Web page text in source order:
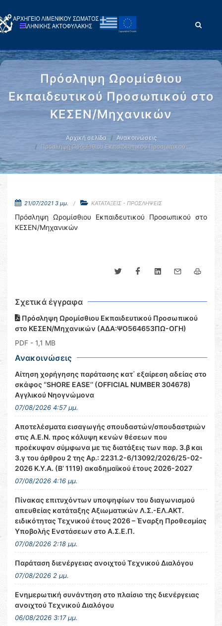
Πρόσληψη Ωρομίσθιου
Εκπαιδευτικού Προσωπικού στο
ΚΕΣΕΝ/Μηχανικών
Αρχική σελίδα
Ανακοινώσεις
Πρόσληψη Ωρομίσθιου Εκπαιδευτικού Προσωπικού …
21/07/2021 3 μμ. ΚΑΤΑΤΑΞΕΙΣ - ΠΡΟΣΛΗΨΕΙΣ
Πρόσληψη Ωρομίσθιου Εκπαιδευτικού Προσωπικού στο
ΚΕΣΕΝ/Μηχανικών
Σχετικά έγγραφα
Πρόσληψη Ωρομίσθιου Εκπαιδευτικού Προσωπικού
στο ΚΕΣΕΝ/Μηχανικών (ΑΔΑ:ΨΟ564653ΠΩ-ΟΓΗ)
PDF - 1,1 MB
Ανακοινώσεις
Αίτηση χορήγησης παράτασης κατ΄ εξαίρεση αδείας στο
σκάφος ‘’SHORE EASE’’ (OFFICIAL NUMBER 304678)
Αγγλικού Νηογνώμονα
07/08/2026 4:57 μμ.
Αποτελέσματα εισαγωγής σπουδαστών/σπουδαστριών
στις Α.Ε.Ν. προς κάλυψη κενών θέσεων που
προέκυψαν σύμφωνα με τις διατάξεις των παρ. 3.β και
3.γ του άρθρου 2 της Αρ.: 2231.2-6/13092/2026/25-02-
2026 Κ.Υ.Α. (Β’ 1119) ακαδημαϊκού έτους 2026-2027
07/08/2026 4:16 μμ.
Πίνακας επιτυχόντων υποψηφίων του διαγωνισμού
απευθείας κατάταξης Αξιωματικών Λ.Σ.-ΕΛ.ΑΚΤ.
ειδικότητας Τεχνικού έτους 2026 – Έναρξη Προθεσμίας
Υποβολής Ενστάσεων στο Α.Σ.Ε.Π.
07/08/2026 2:18 μμ.
Παράταση διενέργειας ανοιχτού Τεχνικού Διαλόγου
07/08/2026 2 μμ.
Ενημερωτική συνάντηση στο πλαίσιο της διενέργειας
ανοιχτού Τεχνικού Διαλόγου
06/08/2026 3:17 μμ.